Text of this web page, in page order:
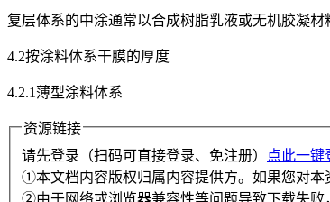
复层体系的中涂通常以合成树脂乳液或无机胶凝
4.2按涂料体系干膜的厚度
4.2.1薄型涂料体系
资源链接
请先登录（扫码可直接登录、免注册）
点此一键
①本文档内容版权归属内容提供方。如果您对本
②由于网络或浏览器兼容性等问题导致下载失败